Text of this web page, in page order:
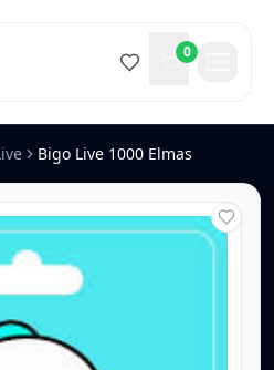
0
Bigo Live 1000 Elmas